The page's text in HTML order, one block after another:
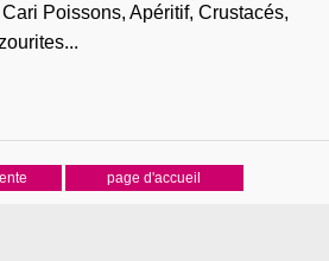
Cari Poissons, Apéritif, Crustacés,
...